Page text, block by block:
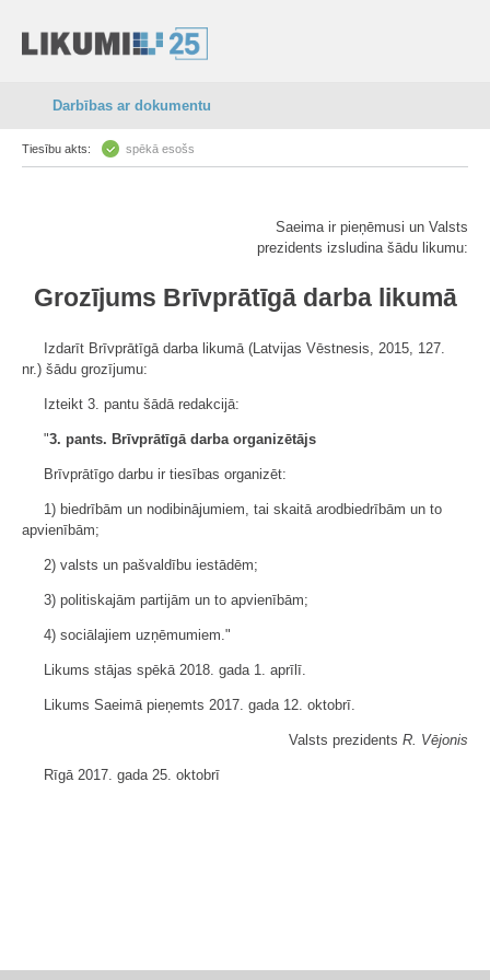
Darbības ar dokumentu
Tiesību akts: spēkā esošs
Saeima ir pieņēmusi un Valsts
prezidents izsludina šādu likumu:
Grozījums Brīvprātīgā darba likumā
Izdarīt Brīvprātīgā darba likumā (Latvijas Vēstnesis, 2015, 127.
nr.) šādu grozījumu:
Izteikt 3. pantu šādā redakcijā:
"3. pants. Brīvprātīgā darba organizētājs
Brīvprātīgo darbu ir tiesības organizēt:
1) biedrībām un nodibinājumiem, tai skaitā arodbiedrībām un to
apvienībām;
2) valsts un pašvaldību iestādēm;
3) politiskajām partijām un to apvienībām;
4) sociālajiem uzņēmumiem."
Likums stājas spēkā 2018. gada 1. aprīlī.
Likums Saeimā pieņemts 2017. gada 12. oktobrī.
Valsts prezidents R. Vējonis
Rīgā 2017. gada 25. oktobrī